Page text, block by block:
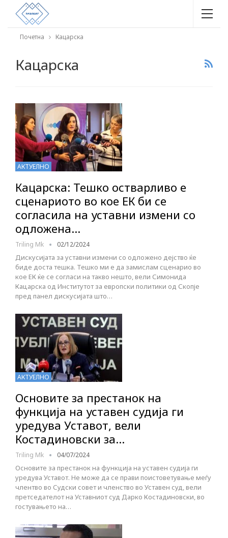
Почетна Кацарска
Кацарска
АКТУЕЛНО
Кацарска: Тешко остварливо е
сценариото во кое ЕК би се
согласила на уставни измени со
одложена…
Triling Mk 02/12/2024
Дискусијата за уставни измени со одложено дејство ќе
биде доста тешка. Тешко ми е да замислам сценарио во
кое ЕК ќе се согласи на такво нешто, вели Симонида
Кацарска од Институтот за европски политики од Скопје
пред панел дискусијата што…
АКТУЕЛНО
Основите за престанок на
функција на уставен судија ги
уредува Уставот, вели
Костадиновски за…
Triling Mk 04/07/2024
Основите за престанок на функција на уставен судија ги
уредува Уставот. Не може да се прави поистоветување меѓу
члентво во Судски совет и членство во Уставен суд, вели
претседателот на Уставниот суд Дарко Костадиновски, во
гостувањето на…